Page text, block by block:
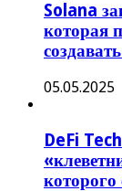
Solana
которая
05.05.2025
DeFi